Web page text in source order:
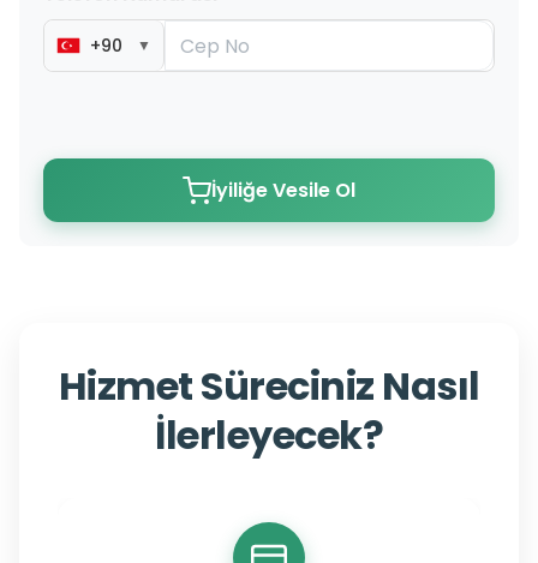
+90 ▼
İyiliğe Vesile Ol
Hizmet Süreciniz Nasıl
İlerleyecek?